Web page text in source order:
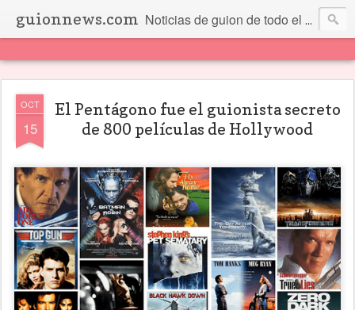
guionnews.com Noticias de guion de todo el mundo... Y más.
OCT
15
El Pentágono fue el guionista secreto
de 800 películas de Hollywood